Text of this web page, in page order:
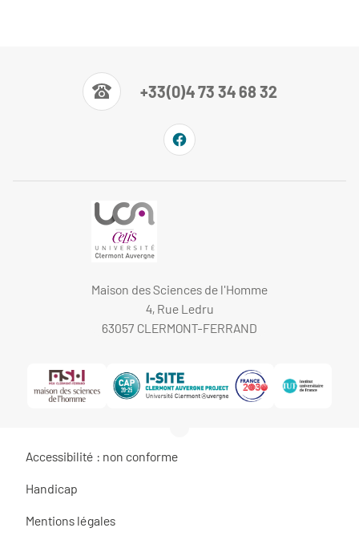
+33(0)4 73 34 68 32
Maison des Sciences de l'Homme
4, Rue Ledru
63057 CLERMONT-FERRAND
Accessibilité : non conforme
Handicap
Mentions légales